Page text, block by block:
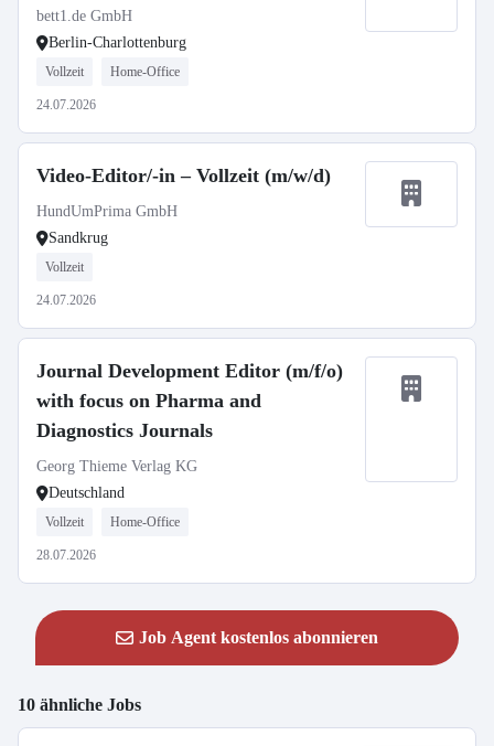
bett1.de GmbH
Berlin-Charlottenburg
Vollzeit Home-Office
24.07.2026
Video-Editor/-in – Vollzeit (m/w/d)
HundUmPrima GmbH
Sandkrug
Vollzeit
24.07.2026
Journal Development Editor (m/f/o)
with focus on Pharma and
Diagnostics Journals
Georg Thieme Verlag KG
Deutschland
Vollzeit Home-Office
28.07.2026
Job Agent kostenlos abonnieren
10 ähnliche Jobs